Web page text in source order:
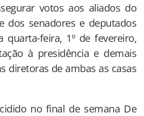
votos aos aliados do
dos senadores e deputados
quarta-feira, 1º de fevereiro,
à presidência e demais
diretoras de ambas as casas
no final de semana De